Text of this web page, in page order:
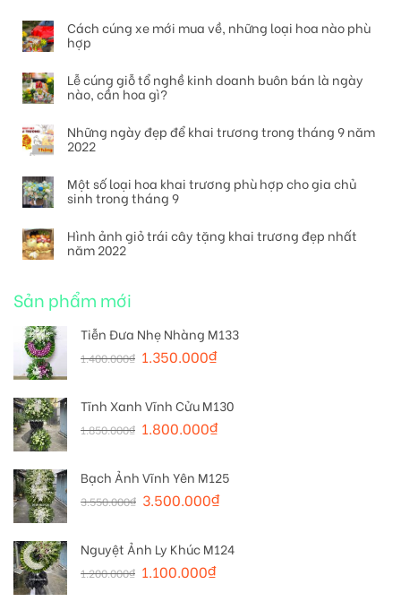
Cách cúng xe mới mua về, những loại hoa nào phù
hợp
Lễ cúng giỗ tổ nghề kinh doanh buôn bán là ngày
nào, cần hoa gì?
Những ngày đẹp để khai trương trong tháng 9 năm
2022
Một số loại hoa khai trương phù hợp cho gia chủ
sinh trong tháng 9
Hình ảnh giỏ trái cây tặng khai trương đẹp nhất
năm 2022
Sản phẩm mới
Tiễn Đưa Nhẹ Nhàng M133
1.400.000₫ 1.350.000₫
Tĩnh Xanh Vĩnh Cửu M130
1.850.000₫ 1.800.000₫
Bạch Ảnh Vĩnh Yên M125
3.550.000₫ 3.500.000₫
Nguyệt Ảnh Ly Khúc M124
1.200.000₫ 1.100.000₫